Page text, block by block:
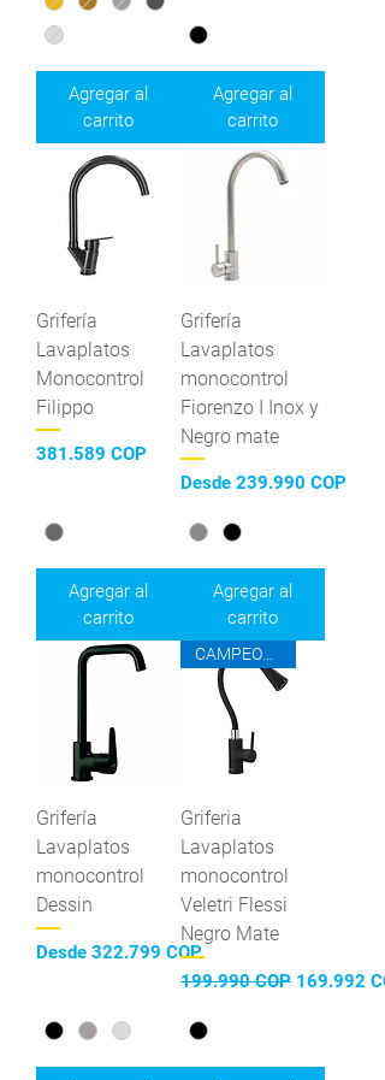
Agregar al
carrito
Agregar al
carrito
Grifería
Lavaplatos
Monocontrol
Filippo
Precio
381.589 COP
Agregar al
carrito
Grifería
Lavaplatos
monocontrol
Fiorenzo I Inox y
Negro mate
Desde 239.990 COP
Precio de oferta
Agregar al
carrito
Grifería
Lavaplatos
monocontrol
Dessin
Desde 322.799 COP
Precio de oferta
CAMPEONES DEL AHORRO
Griferia
Lavaplatos
monocontrol
Veletri Flessi
Negro Mate
Precio
199.990 COP Precio de
169.992